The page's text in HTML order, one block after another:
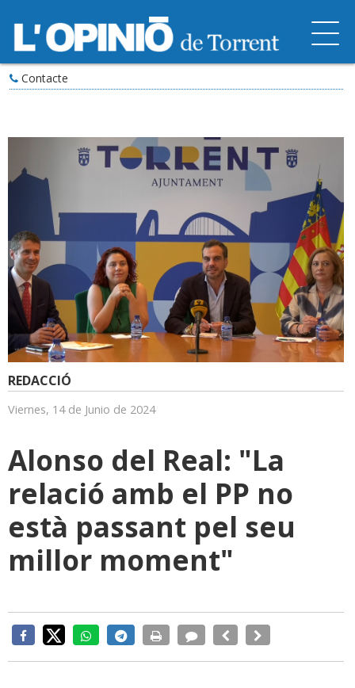
Contacte
REDACCIÓ
Viernes, 14 de Junio de 2024
Alonso del Real: "La
relació amb el PP no
està passant pel seu
millor moment"